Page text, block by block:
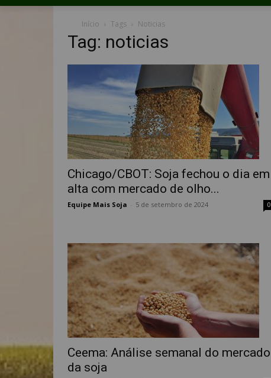
Início Tags Noticias
Tag: noticias
Chicago/CBOT: Soja fechou o dia em
alta com mercado de olho...
Equipe Mais Soja 5 de setembro de 2024 0
Ceema: Análise semanal do mercado
da soja